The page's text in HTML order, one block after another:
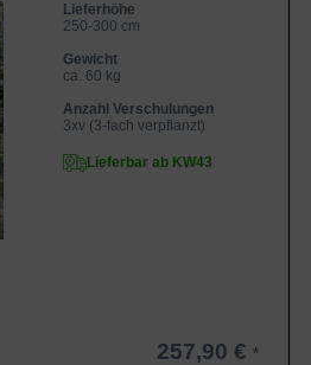
Lieferhöhe
250-300 cm
Gewicht
ca. 60 kg
Anzahl Verschulungen
3xv (3-fach verpflanzt)
Lieferbar ab KW43
257,90 €